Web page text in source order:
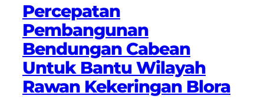
Percepatan
Pembangunan
Bendungan Cabean
Untuk Bantu Wilayah
Rawan Kekeringan Blora